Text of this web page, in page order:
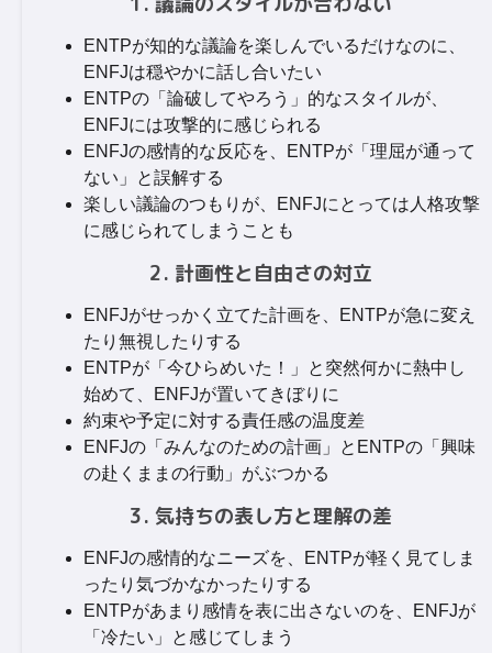
ENTPが知的な議論を楽しんでいるだけなのに、
ENFJは穏やかに話し合いたい
ENTPの「論破してやろう」的なスタイルが、
ENFJには攻撃的に感じられる
ENFJの感情的な反応を、ENTPが「理屈が通って
ない」と誤解する
楽しい議論のつもりが、ENFJにとっては人格攻撃
に感じられてしまうことも
2. 計画性と自由さの対立
ENFJがせっかく立てた計画を、ENTPが急に変え
たり無視したりする
ENTPが「今ひらめいた！」と突然何かに熱中し
始めて、ENFJが置いてきぼりに
約束や予定に対する責任感の温度差
ENFJの「みんなのための計画」とENTPの「興味
の赴くままの行動」がぶつかる
3. 気持ちの表し方と理解の差
ENFJの感情的なニーズを、ENTPが軽く見てしま
ったり気づかなかったりする
ENTPがあまり感情を表に出さないのを、ENFJが
「冷たい」と感じてしまう